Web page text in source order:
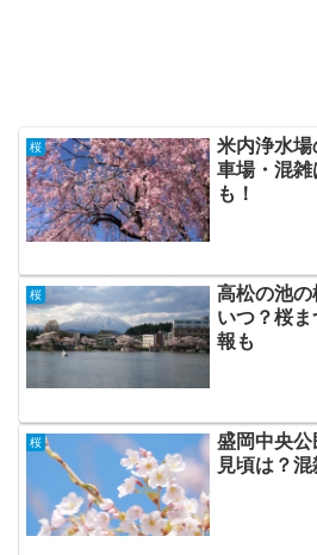
桜
米内浄水
車場・混
も！
桜
高松の池
いつ？桜
報も
桜
盛岡中央公
見頃は？